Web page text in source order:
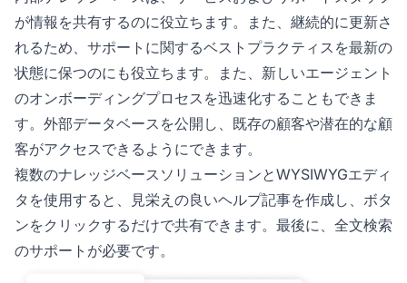
が情報を共有するのに役立ちます。また、継続的に更新さ
れるため、サポートに関するベストプラクティスを最新の
状態に保つのにも役立ちます。また、新しいエージェント
のオンボーディングプロセスを迅速化することもできま
す。外部データベースを公開し、既存の顧客や潜在的な顧
客がアクセスできるようにできます。
複数のナレッジベースソリューションとWYSIWYGエディ
タを使用すると、見栄えの良いヘルプ記事を作成し、ボタ
ンをクリックするだけで共有できます。最後に、全文検索
のサポートが必要です。